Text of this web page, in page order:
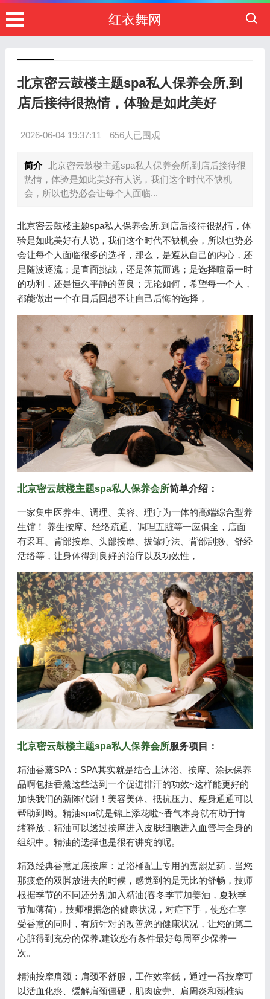
红衣舞网
北京密云鼓楼主题spa私人保养会所,到
店后接待很热情，体验是如此美好
2026-06-04 19:37:11 656人已围观
简介 北京密云鼓楼主题spa私人保养会所,到店后接待很
热情，体验是如此美好有人说，我们这个时代不缺机
会，所以也势必会让每个人面临...
北京密云鼓楼主题spa私人保养会所,到店后接待很热情，体
验是如此美好有人说，我们这个时代不缺机会，所以也势必
会让每个人面临很多的选择，那么，是遵从自己的内心，还
是随波逐流；是直面挑战，还是落荒而逃；是选择喧嚣一时
的功利，还是恒久平静的善良；无论如何，希望每一个人，
都能做出一个在日后回想不让自己后悔的选择，
北京密云鼓楼主题spa私人保养会所简单介绍：
一家集中医养生、调理、美容、理疗为一体的高端综合型养
生馆！ 养生按摩、经络疏通、调理五脏等一应俱全，店面
有采耳、背部按摩、头部按摩、拔罐疗法、背部刮痧、舒经
活络等，让身体得到良好的治疗以及功效性，
北京密云鼓楼主题spa私人保养会所服务项目：
精油香薰SPA：SPA其实就是结合上沐浴、按摩、涂抹保养
品啊包括香薰这些达到一个促进排汗的功效~这样能更好的
加快我们的新陈代谢！美容美体、抵抗压力、瘦身通通可以
帮助到哟。精油spa就是锦上添花啦~香气本身就有助于情
绪释放，精油可以透过按摩进入皮肤细胞进入血管与全身的
组织中。精油的选择也是很有讲究的呢。
精致经典香熏足底按摩：足浴桶配上专用的嘉熙足药，当您
那疲惫的双脚放进去的时候，感觉到的是无比的舒畅，技师
根据季节的不同还分别加入精油(春冬季节加姜油，夏秋季
节加薄荷)，技师根据您的健康状况，对症下手，使您在享
受香熏的同时，有所针对的改善您的健康状况，让您的第二
心脏得到充分的保养.建议您有条件最好每周至少保养一
次。
精油按摩肩颈：肩颈不舒服，工作效率低，通过一番按摩可
以活血化瘀、缓解肩颈僵硬，肌肉疲劳、肩周炎和颈椎病